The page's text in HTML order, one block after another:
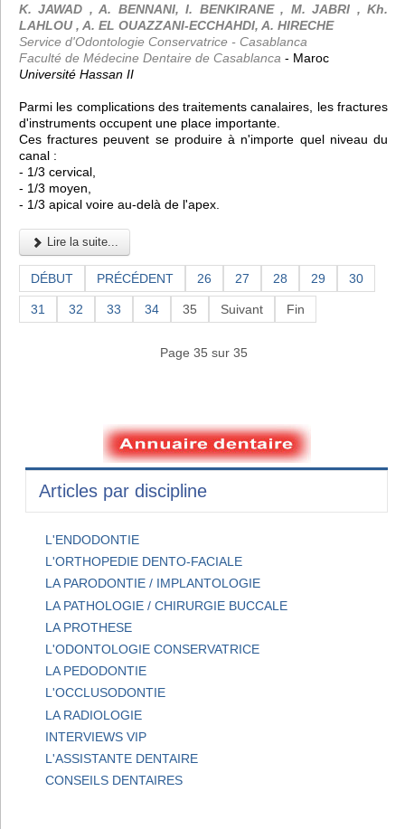
K. JAWAD , A. BENNANI, I. BENKIRANE , M. JABRI , Kh.
LAHLOU , A. EL OUAZZANI-ECCHAHDI, A. HIRECHE
Service d'Odontologie Conservatrice - Casablanca
Faculté de Médecine Dentaire de Casablanca - Maroc
Université Hassan II
Parmi les complications des traitements canalaires, les fractures
d'instruments occupent une place importante.
Ces fractures peuvent se produire à n'importe quel niveau du
canal :
- 1/3 cervical,
- 1/3 moyen,
- 1/3 apical voire au-delà de l'apex.
Lire la suite...
DÉBUT PRÉCÉDENT 26 27 28 29 30
31 32 33 34 35 Suivant Fin
Page 35 sur 35
Articles par discipline
L'ENDODONTIE
L'ORTHOPEDIE DENTO-FACIALE
LA PARODONTIE / IMPLANTOLOGIE
LA PATHOLOGIE / CHIRURGIE BUCCALE
LA PROTHESE
L'ODONTOLOGIE CONSERVATRICE
LA PEDODONTIE
L'OCCLUSODONTIE
LA RADIOLOGIE
INTERVIEWS VIP
L'ASSISTANTE DENTAIRE
CONSEILS DENTAIRES